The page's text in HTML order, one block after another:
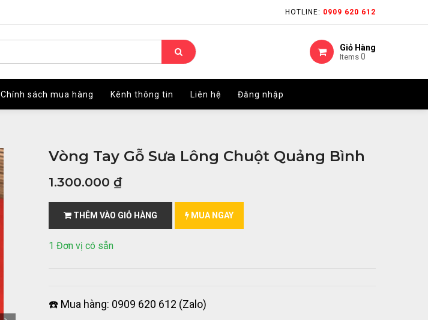
HOTLINE: 0909 620 612
Giỏ Hàng
Items 0
Chính sách mua hàng Kênh thông tin Liên hệ Đăng nhập
HOTLINE: 0909 620 612
Giỏ Hàng
Items 0
Chính sách mua hàng Kênh thông tin Liên hệ Đăng nhập
Vòng Tay Gỗ Sưa Lông Chuột Quảng Bình
1.300.000 ₫
THÊM VÀO GIỎ HÀNG MUA NGAY
1 Đơn vị có sẵn
☎️ Mua hàng: 0909 620 612 (Zalo)